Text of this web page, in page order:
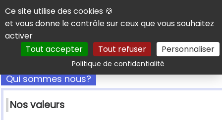
Panneau de gestion des cookies
Ce site utilise des cookies 🍪
et vous donne le contrôle sur ceux que vous souhaitez
activer
Tout accepter
Tout refuser Personnaliser
Politique de confidentialitéRechercher
Qui sommes nous?
Nos valeurs